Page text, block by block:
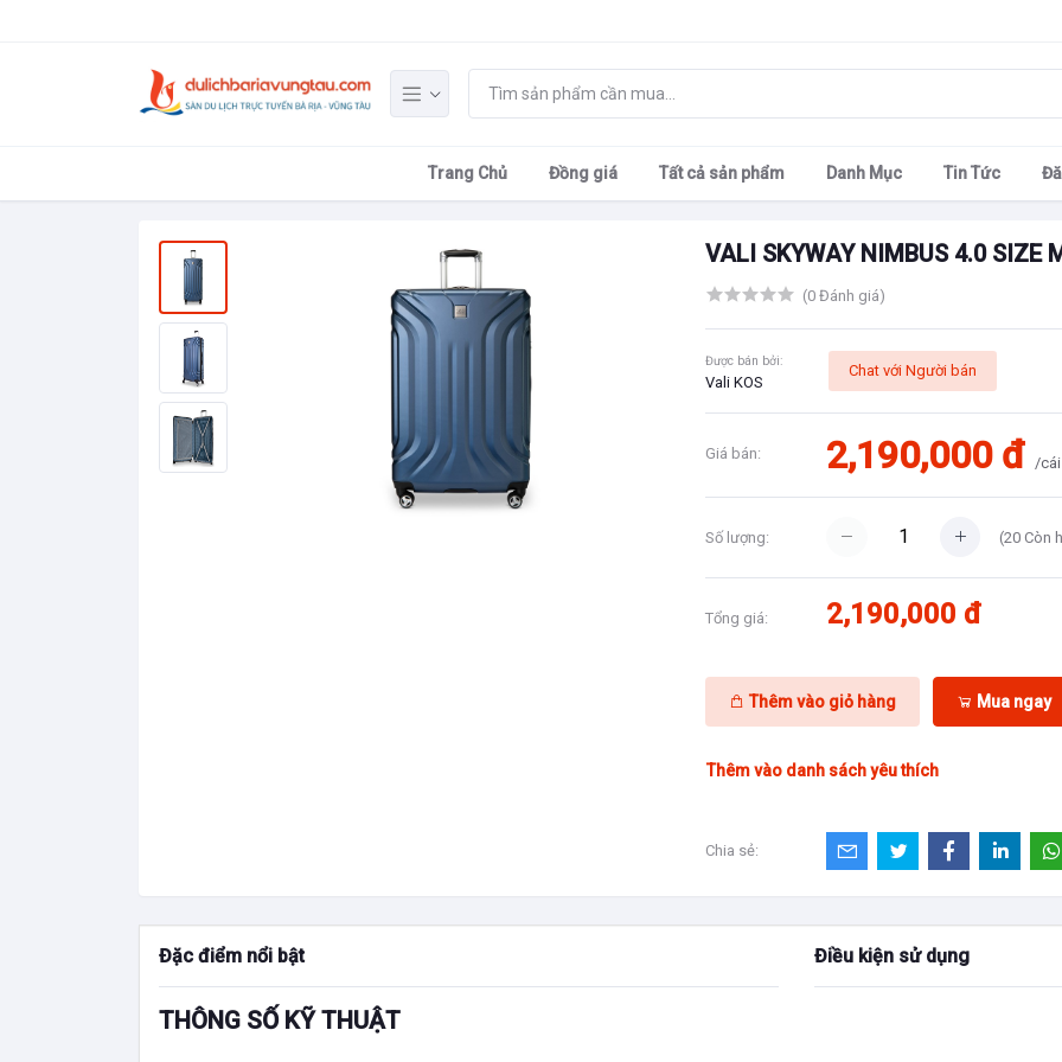
Trang Chủ Đồng giá Tất cả sản phẩm Danh Mục Tin Tức
VALI SKYWAY NIMBUS 4.0 SIZE
(0 Đánh giá)
Được bán bởi:
Vali KOS
Chat với Người bán
Giá bán: 2,190,000 đ/cái
Số lượng: (20 Còn
Tổng giá: 2,190,000 đ
Thêm vào giỏ hàng Mua ngay
Thêm vào danh sách yêu thích
Chia sẻ:
Đặc điểm nổi bật
THÔNG SỐ KỸ THUẬT
Điều kiện sử dụng